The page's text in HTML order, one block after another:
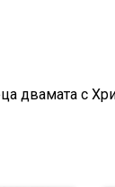
двамата с